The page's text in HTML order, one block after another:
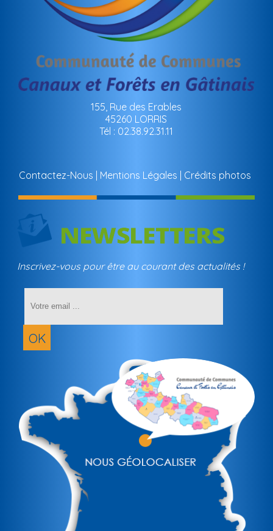
155, Rue des Erables
45260 LORRIS
Tél : 02.38.92.31.11
Contactez-Nous Mentions Légales Crédits photos
Inscrivez-vous pour être au courant des actualités !
OK